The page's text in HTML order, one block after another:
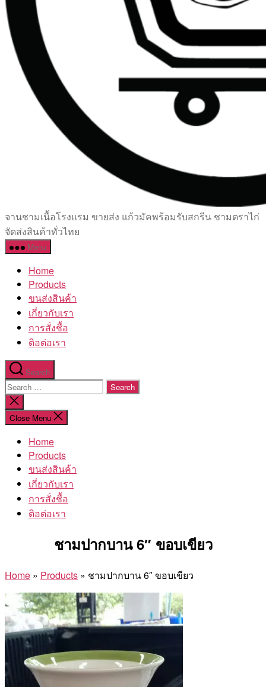
เซรามิค
ครบ
ครัน
โรงงาน
จานชามเนื้อโรงแรม ขายส่ง แก้วมัคพร้อมรับสกรีน ชามตราไก่
จัดส่งสินค้าทั่วไทย
Menu
Home
Products
ขนส่งสินค้า
เกี่ยวกับเรา
การสั่งชื้อ
ติอต่อเรา
Search
Search
for:
Close
search
Close Menu
Home
Products
ขนส่งสินค้า
เกี่ยวกับเรา
การสั่งชื้อ
ติอต่อเรา
ชามปากบาน 6″ ขอบเขียว
Home » Products » ชามปากบาน 6″ ขอบเขียว